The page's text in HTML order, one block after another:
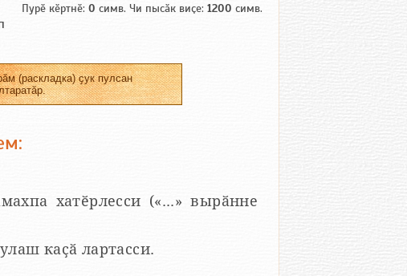
Пурӗ кӗртнӗ: 0 симв. Чи пысӑк виҫе: 1200 симв.
(раскладка) ҫук пулсан
хатӗрлесси («...» вырӑнне
каҫӑ лартасси.